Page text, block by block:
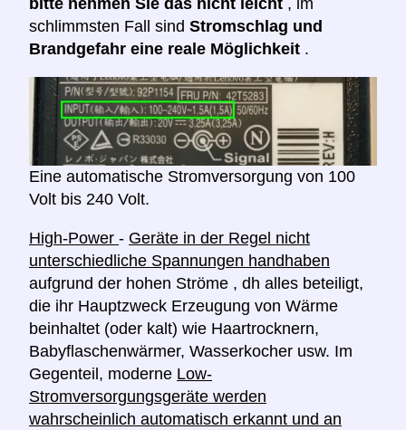
bitte nehmen Sie das nicht leicht , im
schlimmsten Fall sind Stromschlag und
Brandgefahr eine reale Möglichkeit .
Eine automatische Stromversorgung von 100
Volt bis 240 Volt.
High-Power - Geräte in der Regel nicht
unterschiedliche Spannungen handhaben
aufgrund der hohen Ströme , dh alles beteiligt,
die ihr Hauptzweck Erzeugung von Wärme
beinhaltet (oder kalt) wie Haartrocknern,
Babyflaschenwärmer, Wasserkocher usw. Im
Gegenteil, moderne Low-
Stromversorgungsgeräte werden
wahrscheinlich automatisch erkannt und an